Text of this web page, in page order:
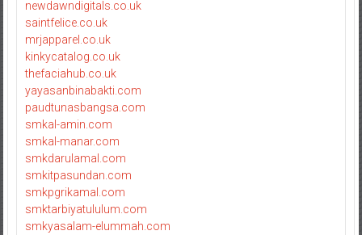
newdawndigitals.co.uk
saintfelice.co.uk
mrjapparel.co.uk
kinkycatalog.co.uk
thefaciahub.co.uk
yayasanbinabakti.com
paudtunasbangsa.com
smkal-amin.com
smkal-manar.com
smkdarulamal.com
smkitpasundan.com
smkpgrikamal.com
smktarbiyatululum.com
smkyasalam-elummah.com